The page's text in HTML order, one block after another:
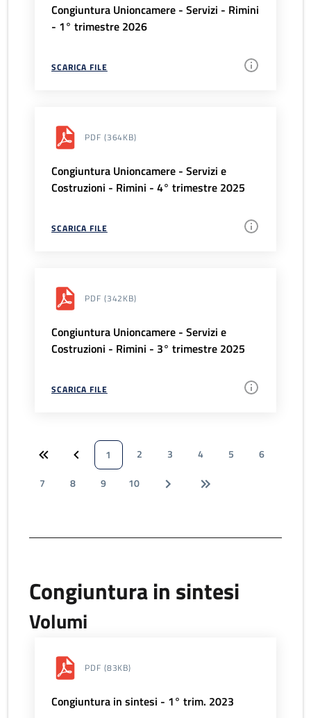
Congiuntura Unioncamere - Servizi - Rimini
- 1° trimestre 2026
SCARICA FILE
PDF (364KB)
Congiuntura Unioncamere - Servizi e
Costruzioni - Rimini - 4° trimestre 2025
SCARICA FILE
PDF (342KB)
Congiuntura Unioncamere - Servizi e
Costruzioni - Rimini - 3° trimestre 2025
SCARICA FILE
1 2 3 4 5
6
7
8 9 10
Congiuntura in sintesi
Volumi
PDF (83KB)
Congiuntura in sintesi - 1° trim. 2023